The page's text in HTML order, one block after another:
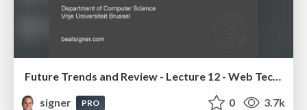
Future Trends and Review - Lecture 12 - Web Technologies (1019888BNR)
signer
PRO 0 3.7k